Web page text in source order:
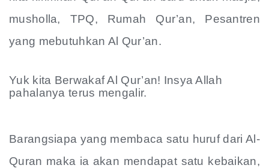
musholla, TPQ, Rumah Qur’an, Pesantren
yang mebutuhkan Al Qur’an.
Yuk kita Berwakaf Al Qur’an! Insya Allah
pahalanya terus mengalir.
Barangsiapa yang membaca satu huruf dari Al-
Quran maka ia akan mendapat satu kebaikan,